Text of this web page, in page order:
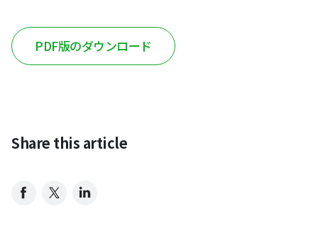
PDF版のダウンロード
Share this article